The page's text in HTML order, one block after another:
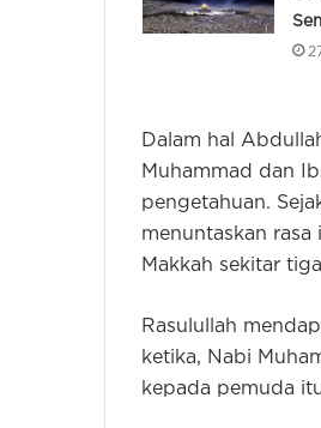
Dalam hal
Muhammad dan
pengetahuan.
menuntaskan
Makkah sekitar
Rasulullah
ketika, Nabi
kepada pemuda